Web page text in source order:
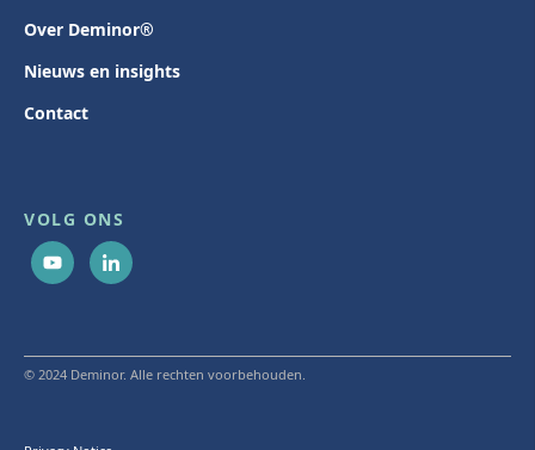
Over Deminor®
Nieuws en insights
Contact
VOLG ONS
© 2024 Deminor. Alle rechten voorbehouden.